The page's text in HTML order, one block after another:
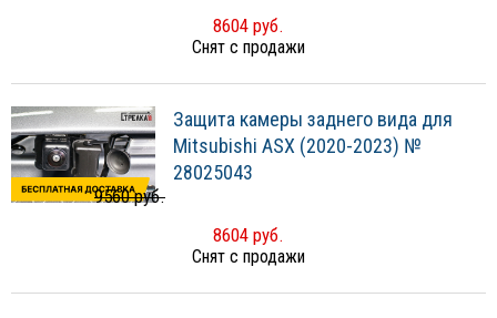
8604 руб.
Снят с продажи
Защита камеры заднего вида для
Mitsubishi ASX (2020-2023) №
28025043
9560 руб.
8604 руб.
Снят с продажи